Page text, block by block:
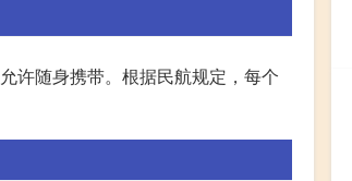
许随身携带。根据民航规定，每个